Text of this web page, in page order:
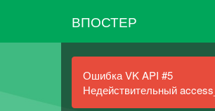
ВПОСТЕР
Ошибка VK API #5
Недействительный